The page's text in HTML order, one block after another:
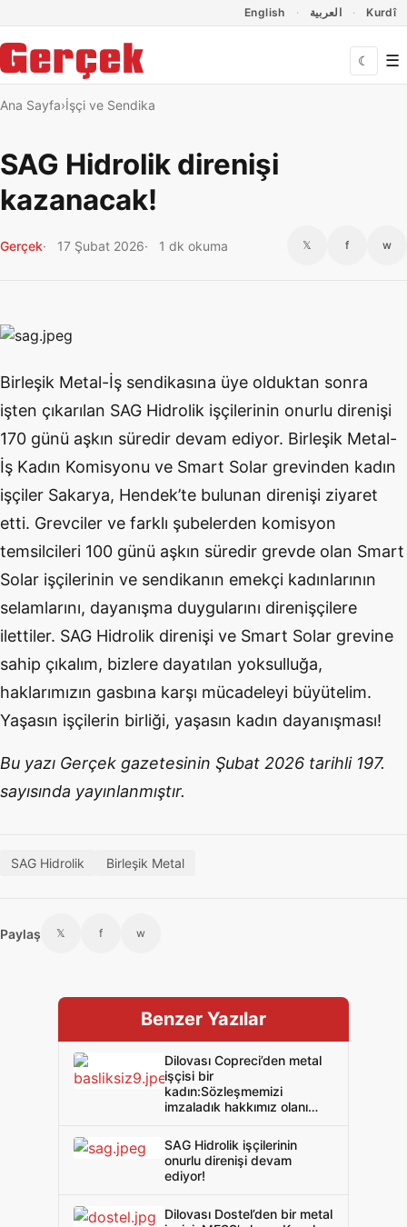
English العربية Kurdî
☾ ☰
Ana Sayfa İşçi ve Sendika
SAG Hidrolik direnişi
kazanacak!
Gerçek 17 Şubat 2026 1 dk okuma 𝕏 f w
Birleşik Metal-İş sendikasına üye olduktan sonra
işten çıkarılan SAG Hidrolik işçilerinin onurlu direnişi
170 günü aşkın süredir devam ediyor. Birleşik Metal-
İş Kadın Komisyonu ve Smart Solar grevinden kadın
işçiler Sakarya, Hendek’te bulunan direnişi ziyaret
etti. Grevciler ve farklı şubelerden komisyon
temsilcileri 100 günü aşkın süredir grevde olan Smart
Solar işçilerinin ve sendikanın emekçi kadınlarının
selamlarını, dayanışma duygularını direnişçilere
ilettiler. SAG Hidrolik direnişi ve Smart Solar grevine
sahip çıkalım, bizlere dayatılan yoksulluğa,
haklarımızın gasbına karşı mücadeleyi büyütelim.
Yaşasın işçilerin birliği, yaşasın kadın dayanışması!
Bu yazı Gerçek gazetesinin Şubat 2026 tarihli 197.
sayısında yayınlanmıştır.
SAG Hidrolik Birleşik Metal
Paylaş 𝕏 f w
Benzer Yazılar
Dilovası Copreci’den metal
işçisi bir
kadın:Sözleşmemizi
imzaladık hakkımız olanı
SAG Hidrolik işçilerinin
onurlu direnişi devam
ediyor!
Dilovası Dostel’den bir metal